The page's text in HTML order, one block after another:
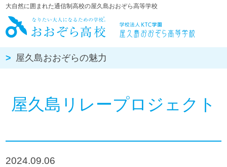
大自然に囲まれた通信制高校の屋久島おおぞら高等学校
屋久島リレープロジェクト
屋久島おおぞらの魅力
2024.09.06